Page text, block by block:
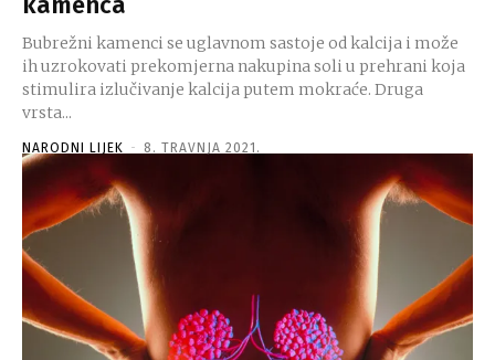
Bubrežni kamenci se uglavnom sastoje od kalcija i može
ih uzrokovati prekomjerna nakupina soli u prehrani koja
stimulira izlučivanje kalcija putem mokraće. Druga
vrsta...
NARODNI LIJEK - 8. TRAVNJA 2021.